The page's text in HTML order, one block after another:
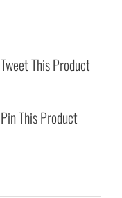
Tweet This Product
Pin This Product